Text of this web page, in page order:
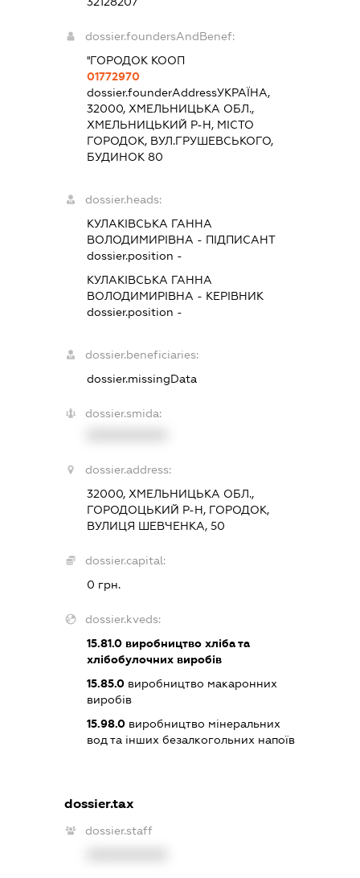
dossier.foundersAndBenef:
''ГОРОДОК КООП
01772970
dossier.founderAddressУКРАЇНА,
32000, ХМЕЛЬНИЦЬКА ОБЛ.,
ХМЕЛЬНИЦЬКИЙ Р-Н, МІСТО
ГОРОДОК, ВУЛ.ГРУШЕВСЬКОГО,
БУДИНОК 80
dossier.heads:
КУЛАКІВСЬКА ГАННА
ВОЛОДИМИРІВНА - ПІДПИСАНТ
dossier.position -
КУЛАКІВСЬКА ГАННА
ВОЛОДИМИРІВНА - КЕРІВНИК
dossier.position -
dossier.beneficiaries:
dossier.missingData
dossier.smida:
dossier.address:
32000, ХМЕЛЬНИЦЬКА ОБЛ.,
ГОРОДОЦЬКИЙ Р-Н, ГОРОДОК,
ВУЛИЦЯ ШЕВЧЕНКА, 50
dossier.capital:
0 грн.
dossier.kveds:
15.81.0виробництво хліба та
хлібобулочних виробів
15.85.0виробництво макаронних
виробів
15.98.0виробництво мінеральних
вод та інших безалкогольних напоїв
dossier.tax
dossier.staff